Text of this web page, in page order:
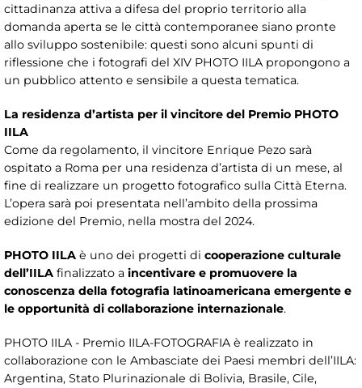
cittadinanza attiva a difesa del proprio territorio alla
domanda aperta se le città contemporanee siano pronte
allo sviluppo sostenibile: questi sono alcuni spunti di
riflessione che i fotografi del XIV PHOTO IILA propongono a
un pubblico attento e sensibile a questa tematica.
La residenza d’artista per il vincitore del Premio PHOTO
IILA
Come da regolamento, il vincitore Enrique Pezo sarà
ospitato a Roma per una residenza d’artista di un mese, al
fine di realizzare un progetto fotografico sulla Città Eterna.
L’opera sarà poi presentata nell’ambito della prossima
edizione del Premio, nella mostra del 2024.
PHOTO IILA è uno dei progetti di cooperazione culturale
dell’IILA finalizzato a incentivare e promuovere la
conoscenza della fotografia latinoamericana emergente e
le opportunità di collaborazione internazionale.
PHOTO IILA - Premio IILA-FOTOGRAFIA è realizzato in
collaborazione con le Ambasciate dei Paesi membri dell’IILA:
Argentina, Stato Plurinazionale di Bolivia, Brasile, Cile,